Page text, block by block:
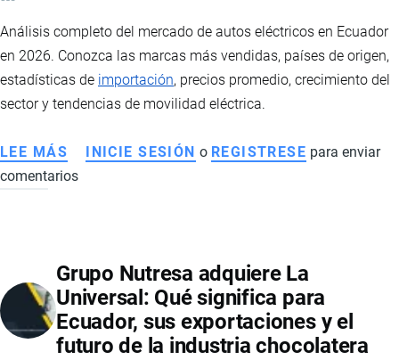
Análisis completo del mercado de autos eléctricos en Ecuador
en 2026. Conozca las marcas más vendidas, países de origen,
estadísticas de importación, precios promedio, crecimiento del
sector y tendencias de movilidad eléctrica.
LEE MÁS SOBRE
AUTOS
EL
MERCADO
VIVE
UN
INICIE SESIÓN o REGISTRESE para enviar
comentarios
Grupo Nutresa adquiere La
Universal: Qué significa para
Ecuador, sus exportaciones y el
futuro de la industria chocolatera